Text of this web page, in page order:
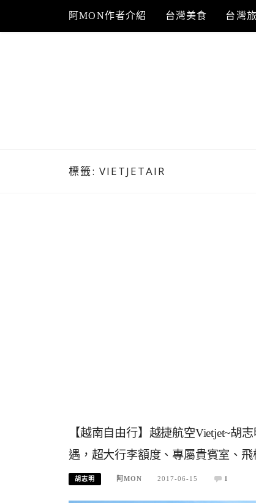
content
阿MON作者介紹 台灣美食 台灣
標籤: VIETJETAIR
【越南自由行】越捷航空Vietjet~胡
遇，超大行李額度、專屬貴賓室、
胡志明 阿MON 2017-06-15 1